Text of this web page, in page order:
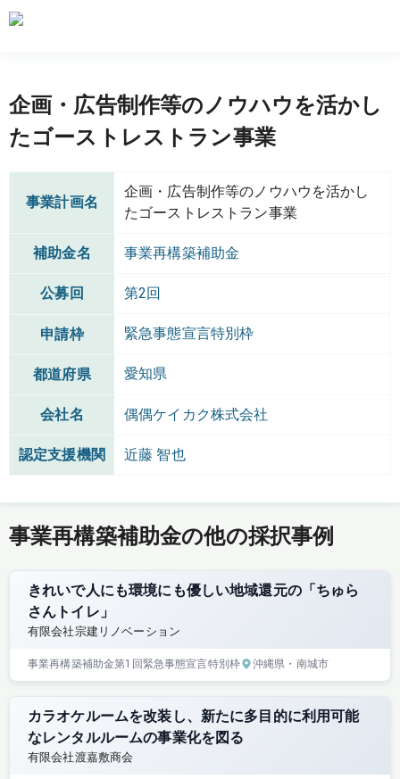
企画・広告制作等のノウハウを活かし
たゴーストレストラン事業
事業計画名
企画・広告制作等のノウハウを活かし
たゴーストレストラン事業
補助金名 事業再構築補助金
公募回 第2回
申請枠 緊急事態宣言特別枠
都道府県 愛知県
会社名 偶偶ケイカク株式会社
認定支援機関 近藤 智也
事業再構築補助金の他の採択事例
きれいで人にも環境にも優しい地域還元の「ちゅら
さんトイレ」
有限会社宗建リノベーション
事業再構築補助金第1回緊急事態宣言特別枠 沖縄県 ・南城市
カラオケルームを改装し、新たに多目的に利用可能
なレンタルルームの事業化を図る
有限会社渡嘉敷商会